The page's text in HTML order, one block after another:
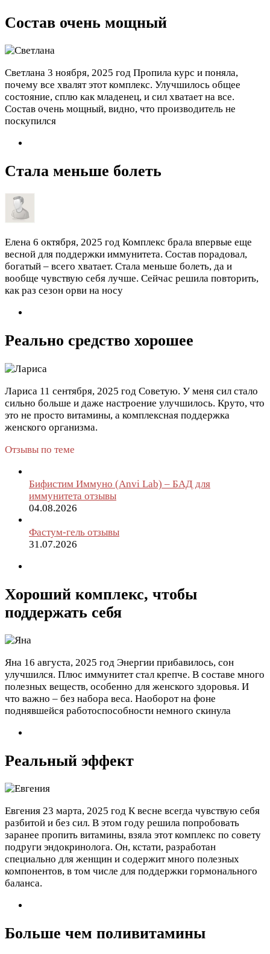
Состав очень мощный
Светлана 3 ноября, 2025 год Пропила курс и поняла,
почему все хвалят этот комплекс. Улучшилось общее
состояние, сплю как младенец, и сил хватает на все.
Состав очень мощный, видно, что производитель не
поскупился
Стала меньше болеть
Елена 6 октября, 2025 год Комплекс брала впервые еще
весной для поддержки иммунитета. Состав порадовал,
богатый – всего хватает. Стала меньше болеть, да и
вообще чувствую себя лучше. Сейчас решила повторить,
как раз сезон орви на носу
Реально средство хорошее
Лариса 11 сентября, 2025 год Советую. У меня сил стало
сильно больше и даже настроение улучшилось. Круто, что
это не просто витамины, а комплексная поддержка
женского организма.
Отзывы по теме
Бифистим Иммуно (Anvi Lab) – БАД для
иммунитета отзывы
04.08.2026
Фастум-гель отзывы
31.07.2026
Хороший комплекс, чтобы
поддержать себя
Яна 16 августа, 2025 год Энергии прибавилось, сон
улучшился. Плюс иммунитет стал крепче. В составе много
полезных веществ, особенно для женского здоровья. И
что важно – без набора веса. Наоборот на фоне
поднявшейся работоспособности немного скинула
Реальный эффект
Евгения 23 марта, 2025 год К весне всегда чувствую себя
разбитой и без сил. В этом году решила попробовать
заранее пропить витамины, взяла этот комплекс по совету
подруги эндокринолога. Он, кстати, разработан
специально для женщин и содержит много полезных
компонентов, в том числе для поддержки гормонального
баланса.
Больше чем поливитамины